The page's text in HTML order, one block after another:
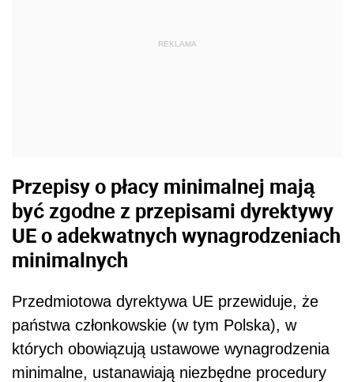
REKLAMA
Przepisy o płacy minimalnej mają
być zgodne z przepisami dyrektywy
UE o adekwatnych wynagrodzeniach
minimalnych
Przedmiotowa dyrektywa UE przewiduje, że
państwa członkowskie (w tym Polska), w
których obowiązują ustawowe wynagrodzenia
minimalne, ustanawiają niezbędne procedury